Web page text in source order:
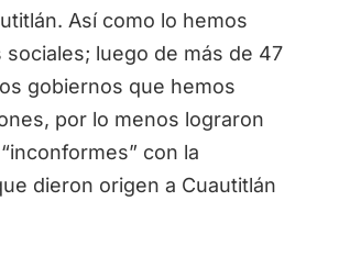
Así como lo hemos
luego de más de 47
gobiernos que hemos
por lo menos lograron
con la
dieron origen a Cuautitlán